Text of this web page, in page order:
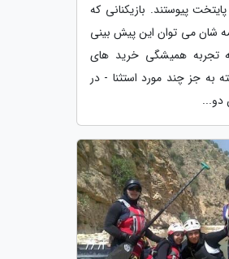
پیوستند. بازیکنانی که
شان می توان این پیش بینی
تجربه همیشگی خرید های
به جز چند مورد استثنا - در